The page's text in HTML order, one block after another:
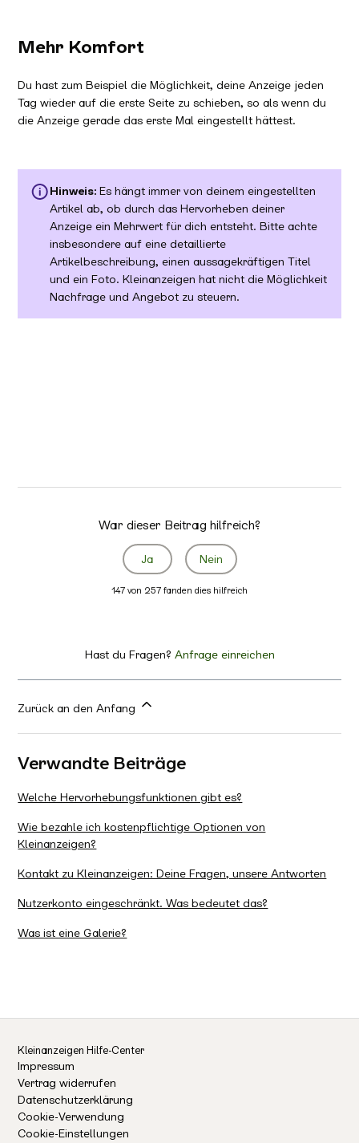
Mehr Komfort
Du hast zum Beispiel die Möglichkeit, deine Anzeige jeden
Tag wieder auf die erste Seite zu schieben, so als wenn du
die Anzeige gerade das erste Mal eingestellt hättest.
Hinweis: Es hängt immer von deinem eingestellten
Artikel ab, ob durch das Hervorheben deiner
Anzeige ein Mehrwert für dich entsteht. Bitte achte
insbesondere auf eine detaillierte
Artikelbeschreibung, einen aussagekräftigen Titel
und ein Foto. Kleinanzeigen hat nicht die Möglichkeit
Nachfrage und Angebot zu steuern.
War dieser Beitrag hilfreich?
Ja Nein
147 von 257 fanden dies hilfreich
Hast du Fragen? Anfrage einreichen
Zurück an den Anfang
Verwandte Beiträge
Welche Hervorhebungsfunktionen gibt es?
Wie bezahle ich kostenpflichtige Optionen von
Kleinanzeigen?
Kontakt zu Kleinanzeigen: Deine Fragen, unsere Antworten
Nutzerkonto eingeschränkt. Was bedeutet das?
Was ist eine Galerie?
Kleinanzeigen Hilfe-Center
Impressum
Vertrag widerrufen
Datenschutzerklärung
Cookie-Verwendung
Cookie-Einstellungen